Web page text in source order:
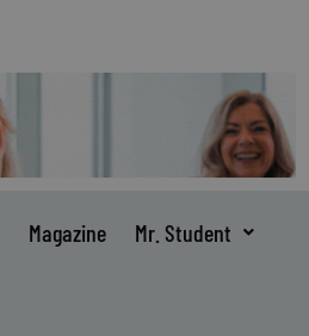
Magazine Mr. Student